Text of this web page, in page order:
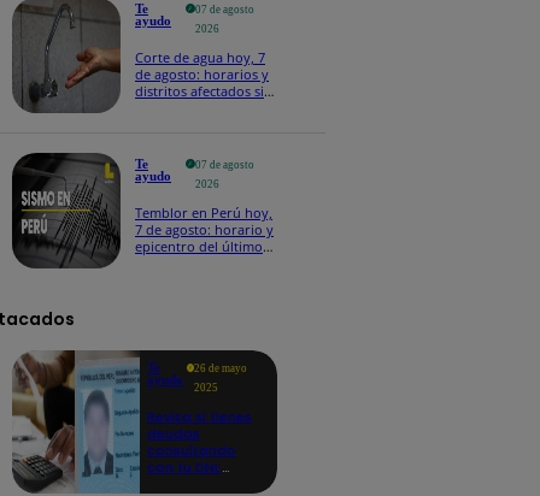
Te
ayudo
07 de agosto
2026
Corte de agua hoy, 7
de agosto: horarios y
distritos afectados sin
Te
ayudo
07 de agosto
2026
Temblor en Perú hoy,
7 de agosto: horario y
epicentro del último
Te
ayudo
26 de mayo
2025
Revisa si tienes
deudas
consultando
con tu DNI: